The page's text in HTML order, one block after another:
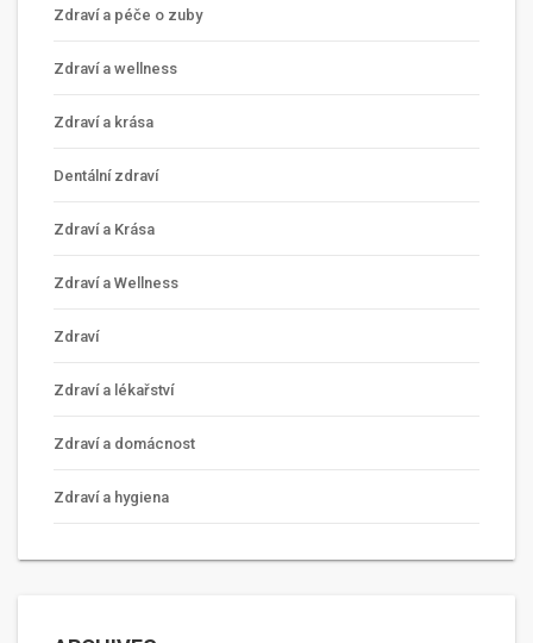
Zdraví a péče o zuby
Zdraví a wellness
Zdraví a krása
Dentální zdraví
Zdraví a Krása
Zdraví a Wellness
Zdraví
Zdraví a lékařství
Zdraví a domácnost
Zdraví a hygiena